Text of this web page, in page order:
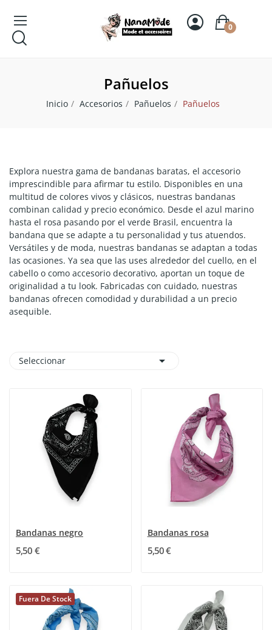
0
Pañuelos
Inicio Accesorios Pañuelos Pañuelos
Explora nuestra gama de bandanas baratas, el accesorio
imprescindible para afirmar tu estilo. Disponibles en una
multitud de colores vivos y clásicos, nuestras bandanas
combinan calidad y precio económico. Desde el azul marino
hasta el rosa pasando por el verde Brasil, encuentra la
bandana que se adapte a tu personalidad y tus atuendos.
Versátiles y de moda, nuestras bandanas se adaptan a todas
las ocasiones. Ya sea que las uses alrededor del cuello, en el
cabello o como accesorio decorativo, aportan un toque de
originalidad a tu look. Fabricadas con cuidado, nuestras
bandanas ofrecen comodidad y durabilidad a un precio
asequible.
Seleccionar 
Bandanas negro
5,50 €
Bandanas rosa
5,50 €
Fuera De Stock